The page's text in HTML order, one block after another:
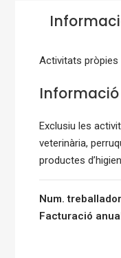
Activitats pròpies
Exclusiu les
veterinària,
productes
Num.
Facturació